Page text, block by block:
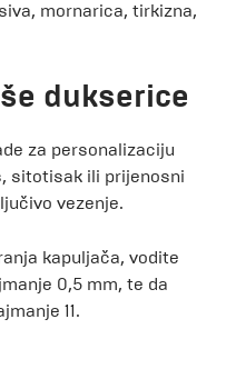
siva, mornarica, tirkizna,
dukserice
za personalizaciju
sitotisak ili prijenosni
vezenje.
kapuljača, vodite
0,5 mm, te da
11.